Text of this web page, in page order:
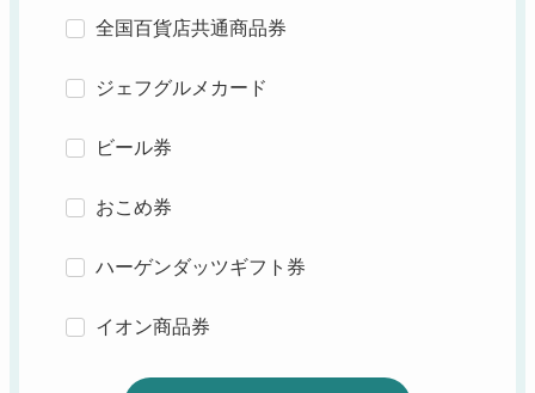
全国百貨店共通商品券
ジェフグルメカード
ビール券
おこめ券
ハーゲンダッツギフト券
イオン商品券